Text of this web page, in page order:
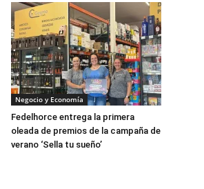
Negocio y Economía
Fedelhorce entrega la primera
oleada de premios de la campaña de
verano ‘Sella tu sueño’